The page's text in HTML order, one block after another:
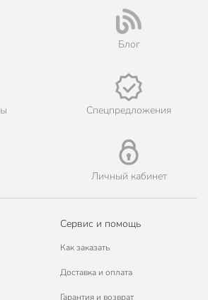
области могут сделать заказ и оплатить
сайте сети магазинов Порядок.
на сайте интернет-гипермаркета или
распродажи каждый день!
продукция. Интернет-гипермаркет
представитель ведущих мировых
Блог
Спецпредложения
Личный кабинет
Сервис и помощь
Как заказать
Доставка и оплата
Гарантия и возврат